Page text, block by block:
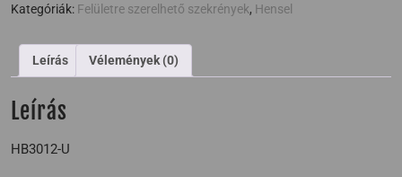
Kategóriák: Felületre szerelhető szekrények, Hensel
Leírás Vélemények (0)
Leírás
HB3012-U